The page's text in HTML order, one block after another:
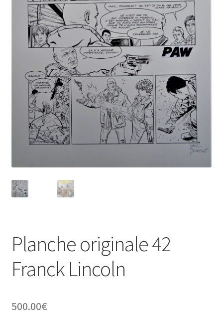
Planche originale 42
Franck Lincoln
500.00€